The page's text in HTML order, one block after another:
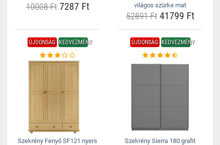
10008 Ft7287 Ft
világos szürke mat
52891 Ft41799 Ft
ÚJDONSÁG KEDVEZMÉNY
Szekrény Fenyő SF121 nyers
ÚJDONSÁG KEDVEZMÉNY
Szekrény Sierra 180 grafit